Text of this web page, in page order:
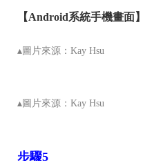
【Android系統手機畫面】
▴圖片來源：Kay Hsu
▴圖片來源：Kay Hsu
步驟5